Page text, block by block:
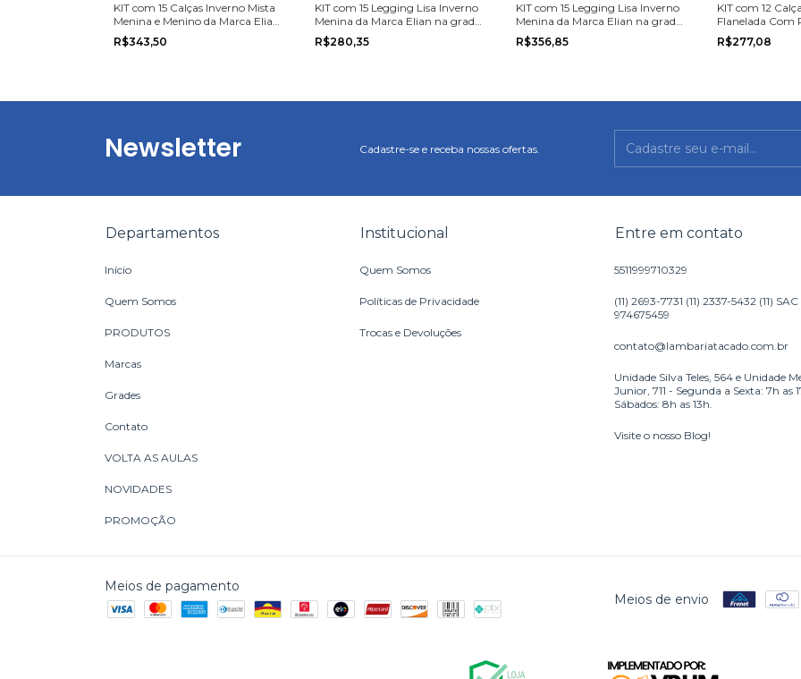
KIT com 15 Calças Inverno Mista
Menina e Menino da Marca Elian
na grade do 10 ao 16.
R$343,50
KIT com 15 Legging Lisa Inverno
Menina da Marca Elian na grade
do 1 ao 3.
R$280,35
KIT com 15 Legging Lisa Inverno
Menina da Marca Elian na grade
do 4 ao 8.
R$356,85
KIT com 12
Flanelada Com
Inverno Menino
na grade do 4 ao
R$277,08
Newsletter Cadastre-se e receba nossas ofertas.
Departamentos
Início
Quem Somos
PRODUTOS
Marcas
Grades
Contato
VOLTA AS AULAS
NOVIDADES
PROMOÇÃO
Institucional
Quem Somos
Políticas de Privacidade
Trocas e Devoluções
Entre em contato
5511999710329
(11) 2693-7731 (11) 2337-5432 (11) SAC
974675459
contato@lambariatacado.com.br
Unidade Silva Teles, 564 e Unidade
Junior, 711 - Segunda a Sexta: 7h as
Sábados: 8h as 13h.
Visite o nosso Blog!
Meios de pagamento
Meios de envio